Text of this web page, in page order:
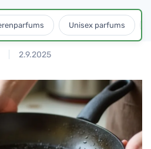
Unisex parfums
2.9.2025